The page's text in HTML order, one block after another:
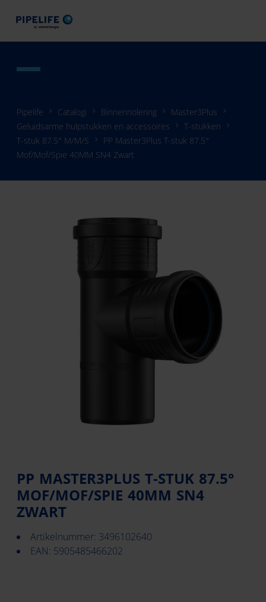
Pipelife Catalogi Binnenriolering
Master3Plus
Geluidsarme hulpstukken en accessoires
T-stukken
T-stuk 87.5° M/M/S
PP Master3Plus T-stuk 87.5°
Mof/Mof/Spie 40MM SN4 Zwart
PP MASTER3PLUS T-STUK 87.5°
MOF/MOF/SPIE 40MM SN4
ZWART
Artikelnummer: 3496102640
EAN: 5905485466202